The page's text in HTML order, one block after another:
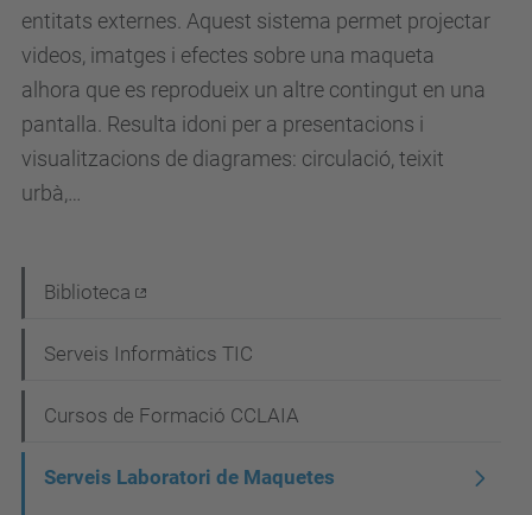
entitats externes. Aquest sistema permet projectar
videos, imatges i efectes sobre una maqueta
alhora que es reprodueix un altre contingut en una
pantalla. Resulta idoni per a presentacions i
visualitzacions de diagrames: circulació, teixit
urbà,…
a
v
g
Biblioteca
Serveis Informàtics TIC
Cursos de Formació CCLAIA
Serveis Laboratori de Maquetes